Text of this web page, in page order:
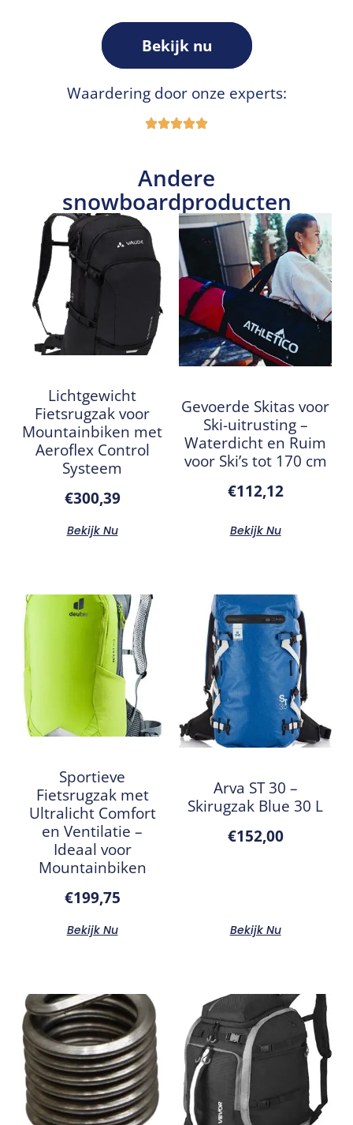
Bekijk nu
Waardering door onze experts:
Andere
snowboardproducten
Lichtgewicht
Fietsrugzak voor
Mountainbiken met
Aeroflex Control
Systeem
€300,39
Bekijk Nu
Gevoerde Skitas voor
Ski-uitrusting –
Waterdicht en Ruim
voor Ski’s tot 170 cm
€112,12
Bekijk Nu
Sportieve
Fietsrugzak met
Ultralicht Comfort
en Ventilatie –
Ideaal voor
Mountainbiken
€199,75
Bekijk Nu
Arva ST 30 –
Skirugzak Blue 30 L
€152,00
Bekijk Nu